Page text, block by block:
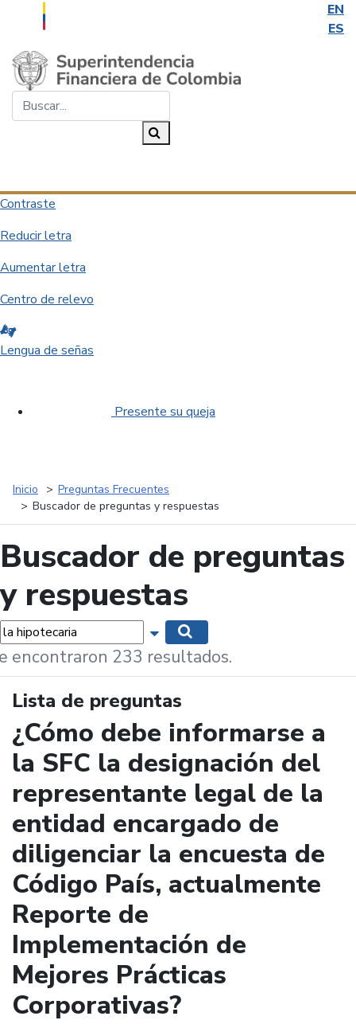
EN
ES
Saltar al contenido principal
Contraste
Reducir letra
Aumentar letra
Centro de relevo
Lengua de señas
Presente su queja
Inicio
Preguntas Frecuentes
Buscador de preguntas y respuestas
Buscador de preguntas
y respuestas
Mostrar opciones de búsqueda
encontraron 233 resultados.
Lista de preguntas
¿Cómo debe informarse a
la SFC la designación del
representante legal de la
entidad encargado de
diligenciar la encuesta de
Código País, actualmente
Reporte de
Implementación de
Mejores Prácticas
Corporativas?